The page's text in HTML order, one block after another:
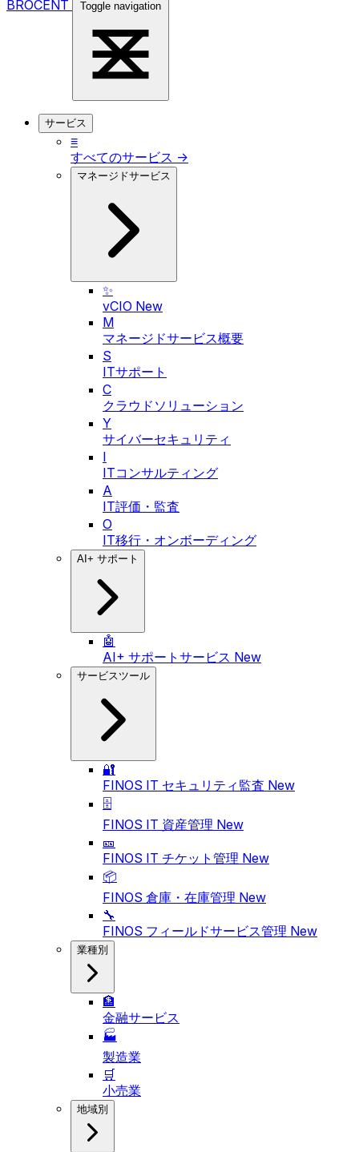
BROCENT Toggle navigation
サービス
≡
すべてのサービス →
マネージドサービス
✨
vCIO New
M
マネージドサービス概要
S
ITサポート
C
クラウドソリューション
Y
サイバーセキュリティ
I
ITコンサルティング
A
IT評価・監査
O
IT移行・オンボーディング
AI+ サポート
🤖
AI+ サポートサービス New
サービスツール
🔐
FINOS IT セキュリティ監査 New
🗄️
FINOS IT 資産管理 New
🎫
FINOS IT チケット管理 New
📦
FINOS 倉庫・在庫管理 New
🔧
FINOS フィールドサービス管理 New
業種別
🏦
金融サービス
🏭
製造業
🛒
小売業
地域別